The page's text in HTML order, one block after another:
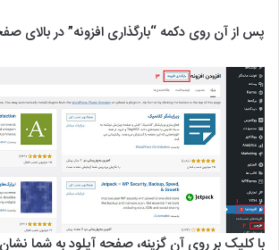
پس از آن روی دکمه “بارگذاری افزونه” در بالای
با کلیک بر روی آن گزینه، صفحه آپلود به شما